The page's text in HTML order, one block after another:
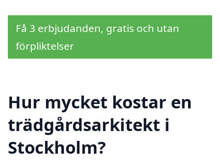
Få 3 erbjudanden, gratis och utan
förpliktelser
Hur mycket kostar en
trädgårdsarkitekt i
Stockholm?